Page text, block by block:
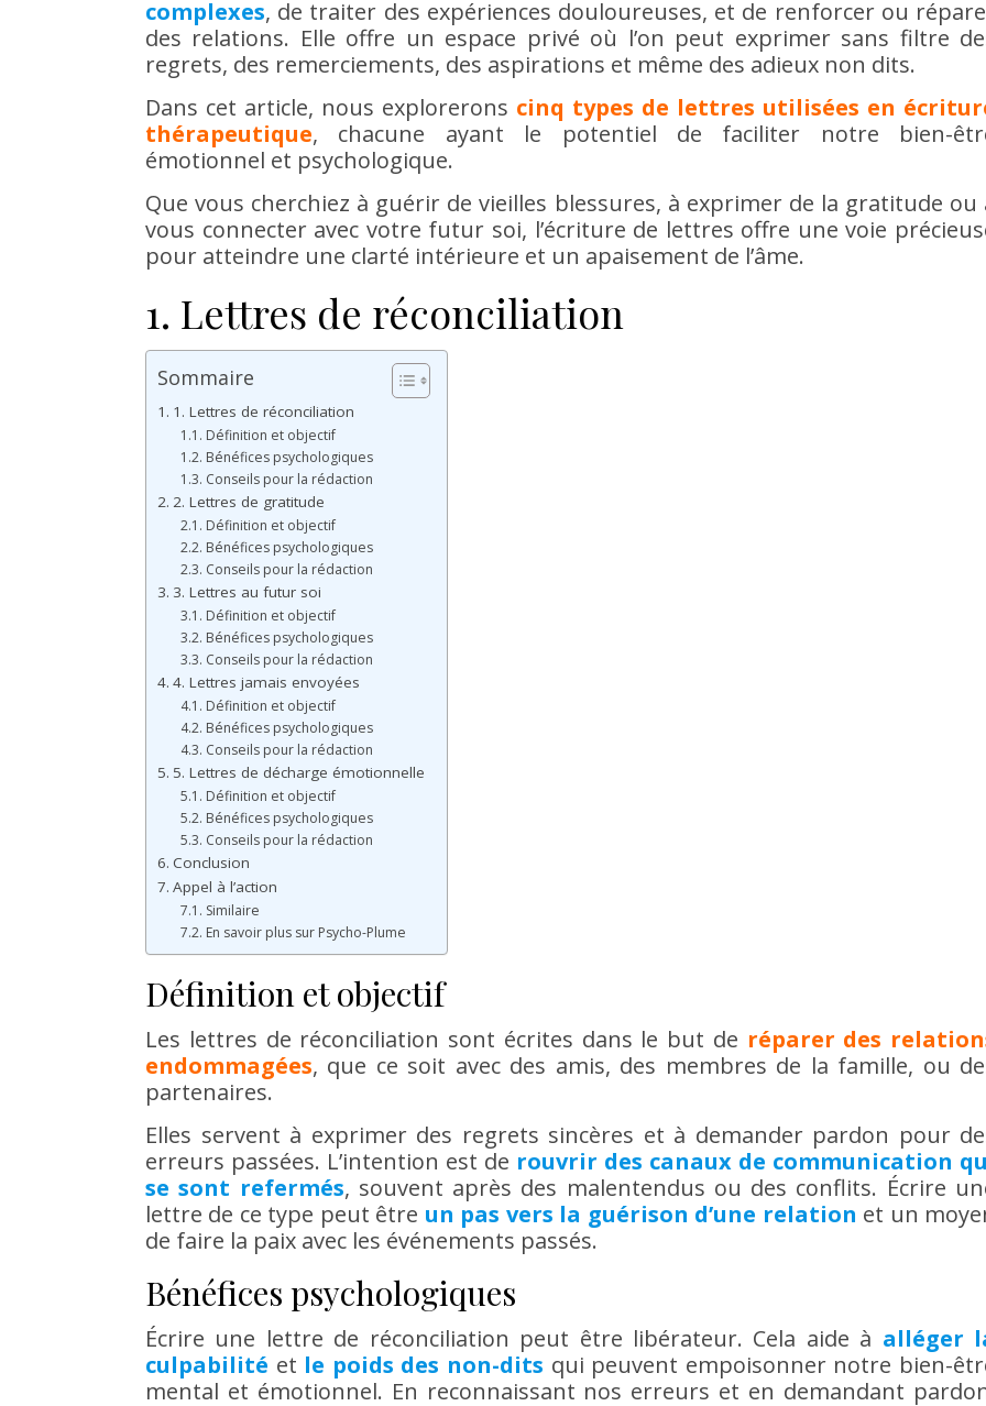
complexes, de traiter des expériences douloureuses, et de renforcer ou
des relations. Elle offre un espace privé où l’on peut exprimer sans filtre
regrets, des remerciements, des aspirations et même des adieux non dits.
Dans cet article, nous explorerons cinq types de lettres utilisées en
thérapeutique, chacune ayant le potentiel de faciliter notre bien-
émotionnel et psychologique.
Que vous cherchiez à guérir de vieilles blessures, à exprimer de la gratitude ou
vous connecter avec votre futur soi, l’écriture de lettres offre une voie
pour atteindre une clarté intérieure et un apaisement de l’âme.
1. Lettres de réconciliation
Sommaire
1. Lettres de réconciliation
Définition et objectif
Bénéfices psychologiques
Conseils pour la rédaction
2. Lettres de gratitude
Définition et objectif
Bénéfices psychologiques
Conseils pour la rédaction
3. Lettres au futur soi
Définition et objectif
Bénéfices psychologiques
Conseils pour la rédaction
4. Lettres jamais envoyées
Définition et objectif
Bénéfices psychologiques
Conseils pour la rédaction
5. Lettres de décharge émotionnelle
Définition et objectif
Bénéfices psychologiques
Conseils pour la rédaction
Conclusion
Appel à l’action
Similaire
En savoir plus sur Psycho-Plume
Définition et objectif
Les lettres de réconciliation sont écrites dans le but de réparer des
endommagées, que ce soit avec des amis, des membres de la famille, ou
partenaires.
Elles servent à exprimer des regrets sincères et à demander pardon pour
erreurs passées. L’intention est de rouvrir des canaux de communication
se sont refermés, souvent après des malentendus ou des conflits. Écrire
lettre de ce type peut être un pas vers la guérison d’une relation et un
de faire la paix avec les événements passés.
Bénéfices psychologiques
Écrire une lettre de réconciliation peut être libérateur. Cela aide à alléger
culpabilité et le poids des non-dits qui peuvent empoisonner notre bien-
mental et émotionnel. En reconnaissant nos erreurs et en demandant